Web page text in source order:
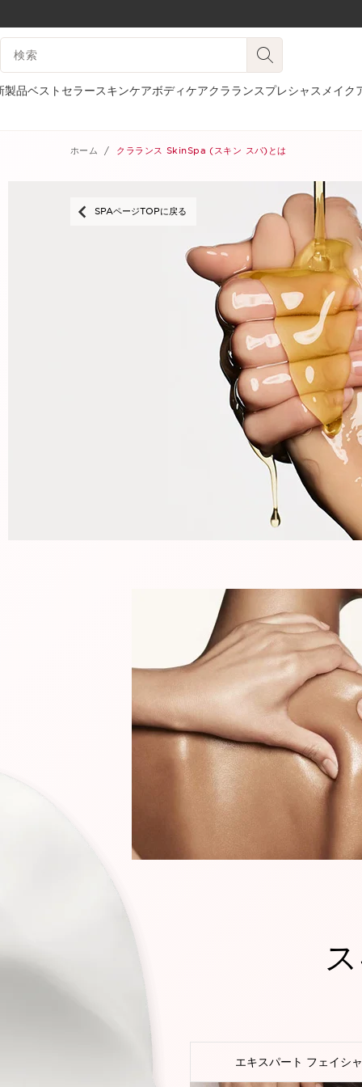
コンテンツへ移動
検索候補
製品ベストセラースキンケアボディケアクラランスプレシャス メイク
ホーム クラランス SkinSpa (スキン スパ)とは
SPAページTOPに戻る
エキスパート フェイシ